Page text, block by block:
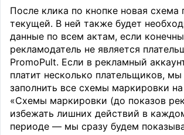
После клика по кнопке новая схема
текущей. В ней также будет
данные по всем актам, если
рекламодатель не является
PromoPult. Если в рекламный
платит несколько плательщиков,
заполнить все схемы маркировки
«Схемы маркировки (до показов
избежать лишних действий в
периоде — мы сразу будем